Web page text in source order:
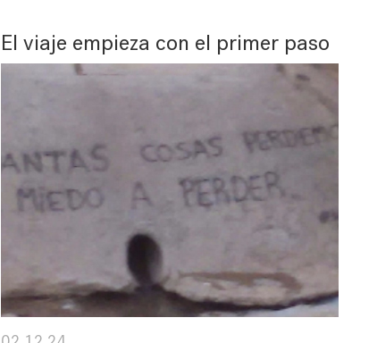
El viaje empieza con el primer paso